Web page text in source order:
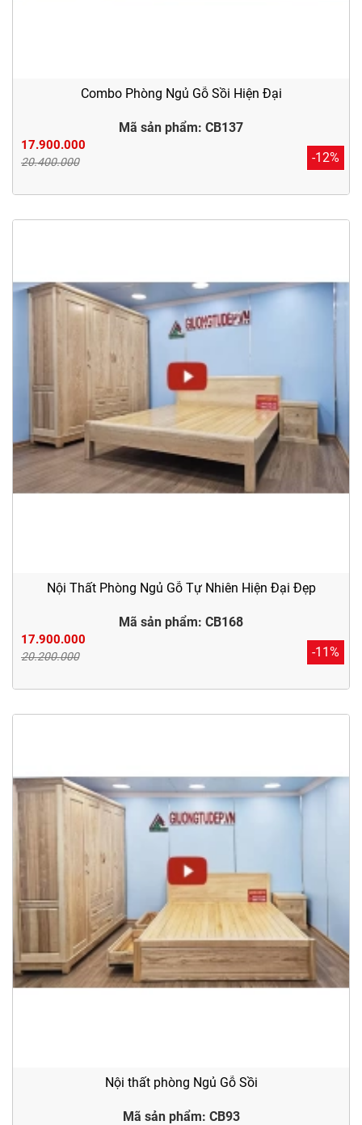
Combo Phòng Ngủ Gỗ Sồi Hiện Đại
Mã sản phẩm: CB137
17.900.000
20.400.000 -12%
Nội Thất Phòng Ngủ Gỗ Tự Nhiên Hiện Đại Đẹp
Mã sản phẩm: CB168
17.900.000
20.200.000 -11%
Nội thất phòng Ngủ Gỗ Sồi
Mã sản phẩm: CB93